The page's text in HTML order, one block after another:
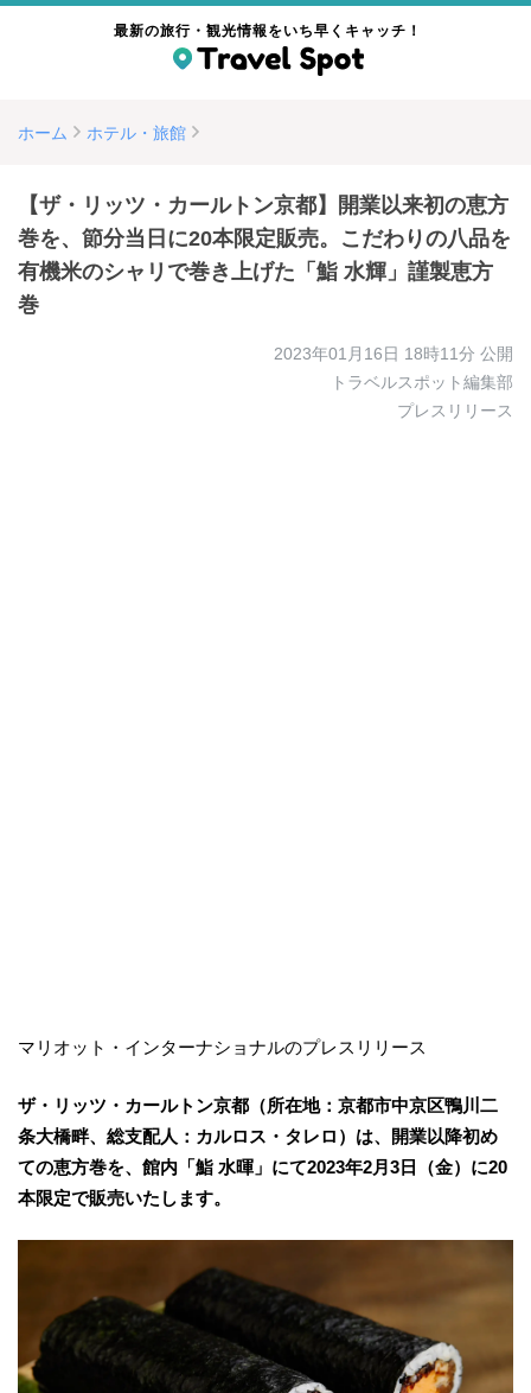
最新の旅行・観光情報をいち早くキャッチ！
ホーム ホテル・旅館
【ザ・リッツ・カールトン京都】開業以来初の恵方
巻を、節分当日に20本限定販売。こだわりの八品を
有機米のシャリで巻き上げた「鮨 水輝」謹製恵方
巻
2023年01月16日 18時11分 公開
トラベルスポット編集部
プレスリリース
マリオット・インターナショナルのプレスリリース
ザ・リッツ・カールトン京都（所在地：京都市中京区鴨川二
条大橋畔、総支配人：カルロス・タレロ）は、開業以降初め
ての恵方巻を、館内「鮨 水暉」にて2023年2月3日（金）に20
本限定で販売いたします。